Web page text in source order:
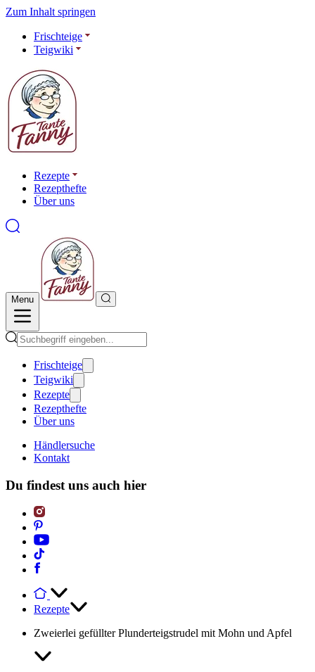
Zum Inhalt springen
Frischteige
Teigwiki
Rezepte
Rezepthefte
Über uns
Menu
Frischteige
Teigwiki
Rezepte
Rezepthefte
Über uns
Händlersuche
Kontakt
Du findest uns auch hier
Rezepte
Zweierlei gefüllter Plunderteigstrudel mit Mohn und Apfel